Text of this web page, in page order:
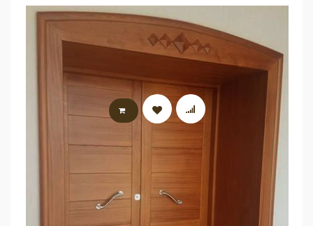
LIRE LA SUITE